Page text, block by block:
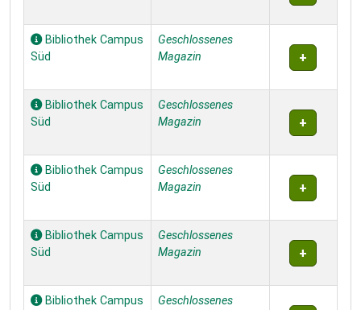
Bibliothek Campus
Süd
Geschlossenes
Magazin
Bibliothek Campus
Süd
Geschlossenes
Magazin
Bibliothek Campus
Süd
Geschlossenes
Magazin
Bibliothek Campus
Süd
Geschlossenes
Magazin
Bibliothek Campus
Geschlossenes